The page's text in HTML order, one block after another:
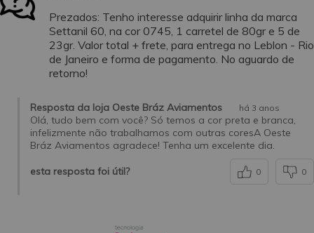
Prezados: Tenho interesse adquirir linha da marca
Settanil 60, na cor 0745, 1 carretel de 80gr e 5 de
23gr. Valor total + frete, para entrega no Leblon - Rio
de Janeiro e forma de pagamento. No aguardo de
retorno!
Resposta da loja Oeste Bráz Aviamentos há 3 anos
Olá, tudo bem com você? Só temos a cor preta e branca,
infelizmente não trabalhamos com outras coresA Oeste
Bráz Aviamentos agradece! Tenha um excelente dia.
esta resposta foi útil? 0 0